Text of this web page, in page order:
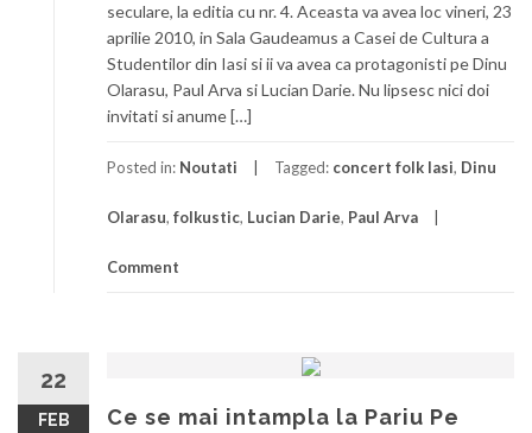
seculare, la editia cu nr. 4. Aceasta va avea loc vineri, 23
aprilie 2010, in Sala Gaudeamus a Casei de Cultura a
Studentilor din Iasi si ii va avea ca protagonisti pe Dinu
Olarasu, Paul Arva si Lucian Darie. Nu lipsesc nici doi
invitati si anume […]
Posted in: Noutati Tagged: concert folk Iasi, Dinu
Olarasu, folkustic, Lucian Darie, Paul Arva
Comment
22
FEB
Ce se mai intampla la Pariu Pe